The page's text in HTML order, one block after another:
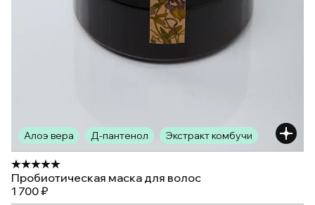
Алоэ вера Д-пантенол Экстракт комбучи
Пробиотическая маска для волос
1 700 ₽